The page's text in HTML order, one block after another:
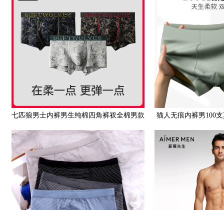
七匹狼男士内裤男生纯棉四角裤衩全棉男款
青少年高弹不变形短裤头
猫人无痕内裤男100
丝内档0感舒